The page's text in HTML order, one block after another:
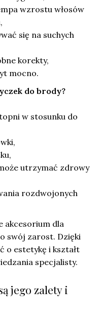
wzrostu włosów
się na suchych
korekty,
mocno.
do brody?
w stosunku do
utrzymać zdrowy
rozdwojonych
akcesorium dla
swój zarost. Dzięki
o estetykę i kształt
specjalisty.
jego zalety i